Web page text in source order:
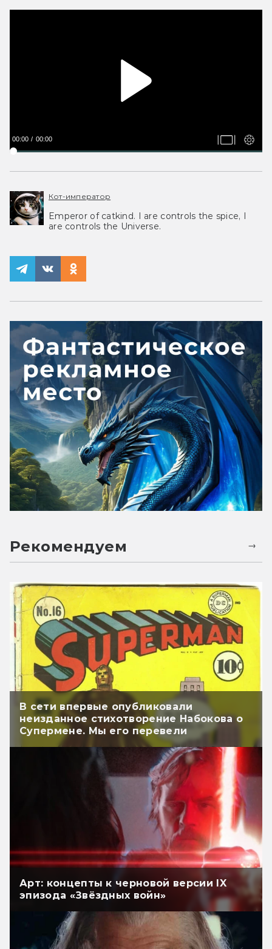
00:00 00:00
Кот-император
Emperor of catkind. I are controls the spice, I
are controls the Universe.
Рекомендуем
В сети впервые опубликовали
неизданное стихотворение Набокова о
Супермене. Мы его перевели
Арт: концепты к черновой версии IX
эпизода «Звёздных войн»